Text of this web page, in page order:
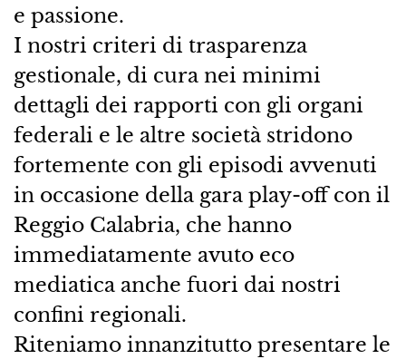
e passione.
I nostri criteri di trasparenza
gestionale, di cura nei minimi
dettagli dei rapporti con gli organi
federali e le altre società stridono
fortemente con gli episodi avvenuti
in occasione della gara play-off con il
Reggio Calabria, che hanno
immediatamente avuto eco
mediatica anche fuori dai nostri
confini regionali.
Riteniamo innanzitutto presentare le